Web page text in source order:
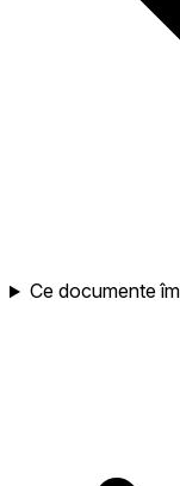
Ce documente